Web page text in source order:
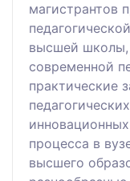
магистрантов
высшей школы,
современной
практические
процесса в
высшего